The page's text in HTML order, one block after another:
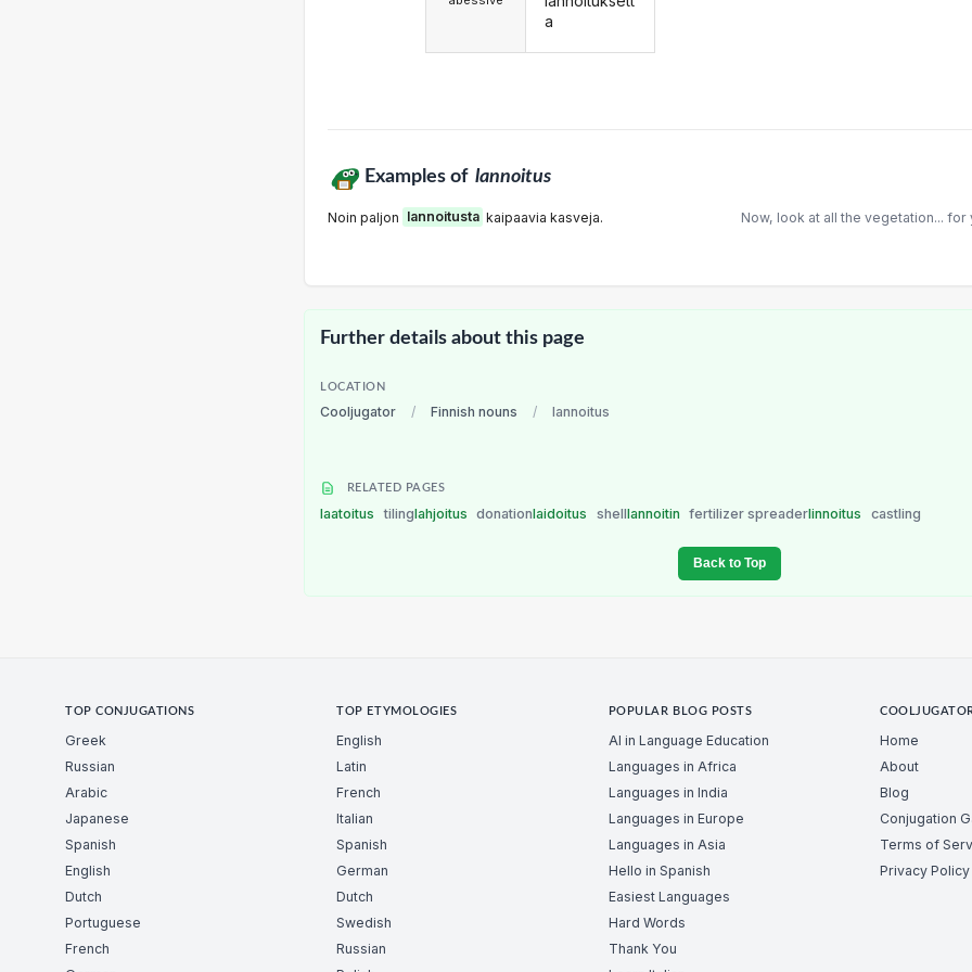
a
Examples of lannoitus
Noin paljon lannoitusta kaipaavia kasveja. Now, look at all the vegetation...
Further details about this page
LOCATION
Cooljugator / Finnish nouns / lannoitus
RELATED PAGES
laatoitus tilinglahjoitus donationlaidoitus shelllannoitin fertilizer spreaderlinnoitus castling
Back to Top
TOP CONJUGATIONS
Greek
Russian
Arabic
Japanese
Spanish
English
Dutch
Portuguese
French
TOP ETYMOLOGIES
English
Latin
French
Italian
Spanish
German
Dutch
Swedish
Russian
POPULAR BLOG POSTS
AI in Language Education
Languages in Africa
Languages in India
Languages in Europe
Languages in Asia
Hello in Spanish
Easiest Languages
Hard Words
Thank You
Home
About
Blog
Conjugation
Terms of
Privacy Policy